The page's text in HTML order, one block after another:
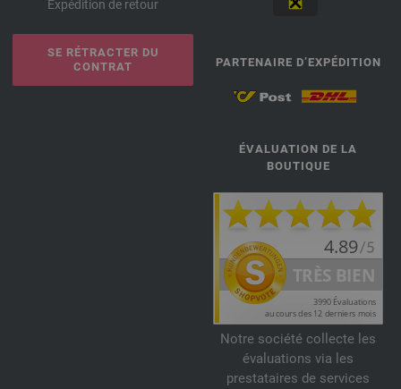
Expédition de retour
SE RÉTRACTER DU
CONTRAT
PARTENAIRE D’EXPÉDITION
ÉVALUATION DE LA
BOUTIQUE
Notre société collecte les
évaluations via les
prestataires de services